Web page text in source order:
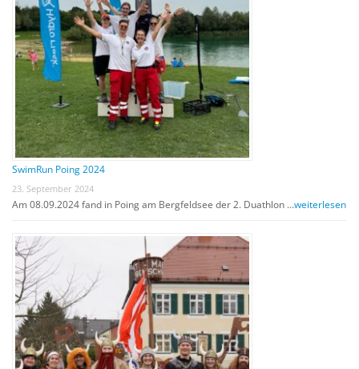
SwimRun Poing 2024
23. September 2024
Am 08.09.2024 fand in Poing am Bergfeldsee der 2. Duathlon …weiterlesen